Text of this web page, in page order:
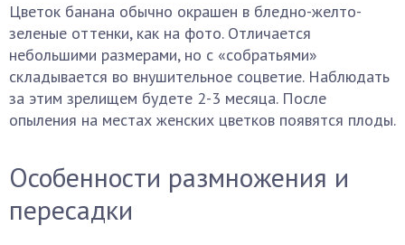
Цветок банана обычно окрашен в бледно-желто-
зеленые оттенки, как на фото. Отличается
небольшими размерами, но с «собратьями»
складывается во внушительное соцветие. Наблюдать
за этим зрелищем будете 2-3 месяца. После
опыления на местах женских цветков появятся плоды.
Особенности размножения и
пересадки